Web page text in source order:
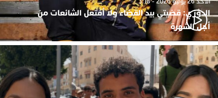
الدوزي: قضيتي بيد القضاء ولا أفتعل الشائعات من
أجل الشهرة